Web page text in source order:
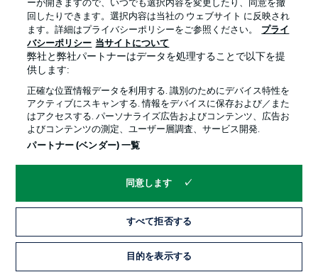
求人 選手
当サイトについて
© 2026 Bundesliga-Gruppe GmbH
言語をお選びください
Display Mode
ーが開きますので、いつでも選択内容を変更したり、同意を撤
回したりできます。選択内容は当社の ウェブサイト に反映され
ます。詳細はプライバシーポリシーをご参照ください。
プライ
バシーポリシー 当サイトについて
弊社と弊社パートナーはデータを処理することで以下を提
供します:
正確な位置情報データを利用する. 識別のためにデバイス特性を
アクティブにスキャンする. 情報をデバイスに保存および／また
はアクセスする. パーソナライズ広告およびコンテンツ、広告お
よびコンテンツの測定、ユーザー層調査、サービス開発.
パートナー (ベンダー) 一覧
同意します
すべて拒否する
目的を表示する